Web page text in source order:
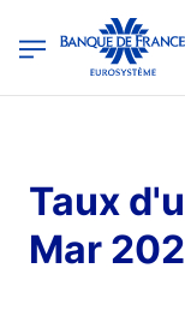
Banque de France -
Taux
Mar